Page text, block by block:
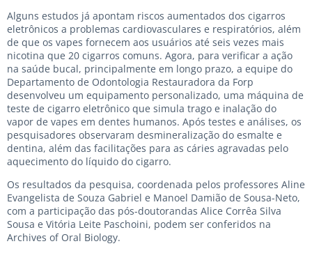
Alguns estudos já apontam riscos aumentados dos cigarros
eletrônicos a problemas cardiovasculares e respiratórios, além
de que os vapes fornecem aos usuários até seis vezes mais
nicotina que 20 cigarros comuns. Agora, para verificar a ação
na saúde bucal, principalmente em longo prazo, a equipe do
Departamento de Odontologia Restauradora da Forp
desenvolveu um equipamento personalizado, uma máquina de
teste de cigarro eletrônico que simula trago e inalação do
vapor de vapes em dentes humanos. Após testes e análises, os
pesquisadores observaram desmineralização do esmalte e
dentina, além das facilitações para as cáries agravadas pelo
aquecimento do líquido do cigarro.
Os resultados da pesquisa, coordenada pelos professores Aline
Evangelista de Souza Gabriel e Manoel Damião de Sousa-Neto,
com a participação das pós-doutorandas Alice Corrêa Silva
Sousa e Vitória Leite Paschoini, podem ser conferidos na
Archives of Oral Biology.